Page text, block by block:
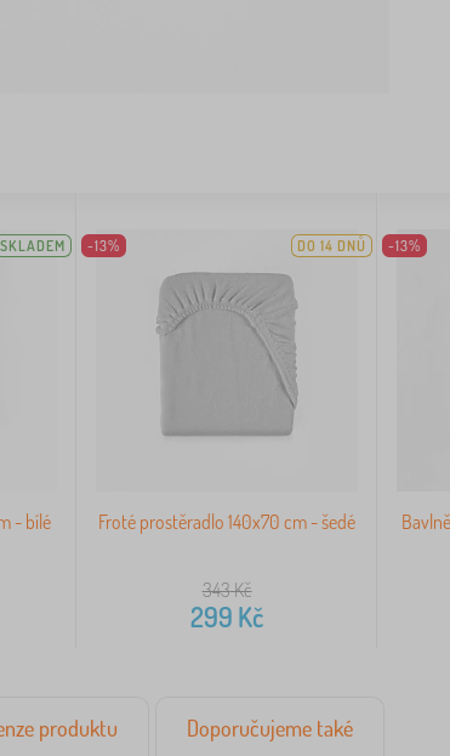
SKLADEM
- bílé
-13% DO 14 DNŮ
Froté prostěradlo 140x70 cm - šedé
343Kč
299 Kč
-13%
produktu Doporučujeme také